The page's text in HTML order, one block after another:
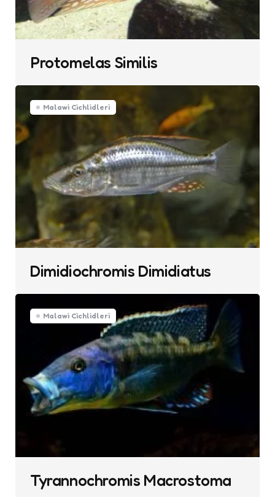
Protomelas Similis
Malawi Cichlidleri
Dimidiochromis Dimidiatus
Malawi Cichlidleri
Tyrannochromis Macrostoma